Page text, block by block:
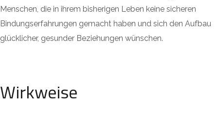
Menschen, die in ihrem bisherigen Leben keine sicheren
Bindungserfahrungen gemacht haben und sich den Aufbau
glücklicher, gesunder Beziehungen wünschen.
Wirkweise